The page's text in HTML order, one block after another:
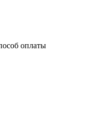
оплаты